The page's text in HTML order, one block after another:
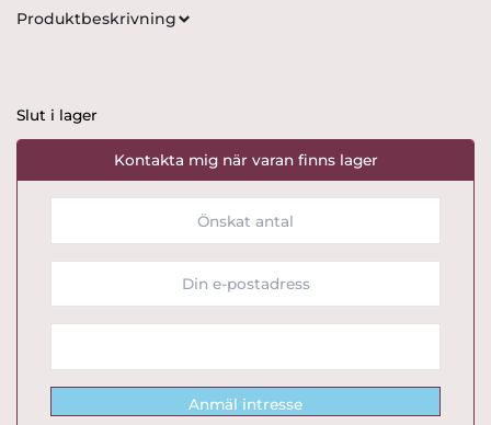
Produktbeskrivning
Slut i lager
Kontakta mig när varan finns lager
Anmäl intresse